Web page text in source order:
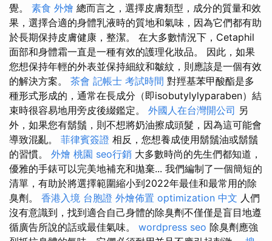
覺。 素食 外燴 總而言之，選擇皮膚類型，成分的質量和效
果，選擇合適的身體乳液時的質地和氣味，因為它們都有助
於長期保持皮膚健康，整潔。 在大多數情況下，Cetaphil
面部和身體霜一直是一種有效的護理化妝品。 因此，如果
您想保持年輕的外表並保持細紋和皺紋，則應該是一個有效
的解決方案。 茶會 記帳士 考試時間 對羥基苯甲酸酯是多
種形式形成的，通常在長成分（即isobutylylyparaben）結
束時很容易地用旁皮後綴鑑定。 外國人在台灣開公司 另
外，如果您有鬍鬚，則不想將奶油擦成頭髮，因為這可能會
導致混亂。 菲律賓簽證 相反，您想養成使用鬍鬚油或鬍鬚
的習慣。 外燴 桃園 seo行銷 大多數時尚的先生們都知道，
優雅的手錶可以完美地補充和拋棄... 我們編制了一個簡短的
清單，有助於將選擇範圍縮小到2022年最佳和最常用的除
臭劑。 香港入境 台胞證 外燴佈置 optimization 中文 人們
沒有意識到，找到適合自己身體的除臭劑不僅僅是盲目地遵
循廣告所說的話或最佳氣味。 wordpress seo 除臭劑應強